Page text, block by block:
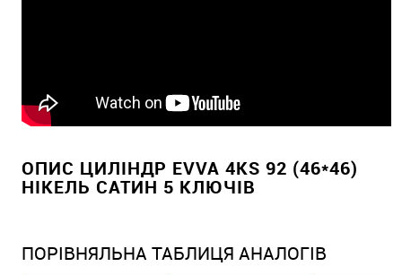
ОПИС ЦИЛІНДР EVVA 4KS 92 (46*46)
НІКЕЛЬ САТИН 5 КЛЮЧІВ
ПОРІВНЯЛЬНА ТАБЛИЦЯ АНАЛОГІВ